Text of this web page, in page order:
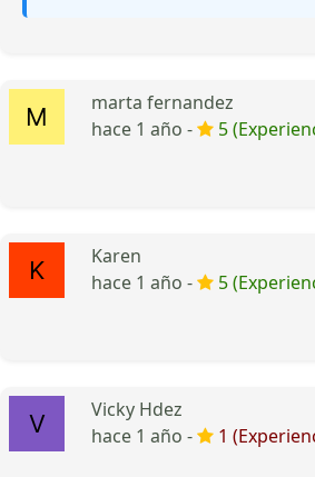
marta fernandez
hace 1 año -
5
Karen
hace 1 año -
5
Vicky Hdez
hace 1 año -
1